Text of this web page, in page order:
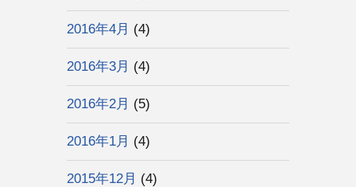
2016年4月 (4)
2016年3月 (4)
2016年2月 (5)
2016年1月 (4)
2015年12月 (4)